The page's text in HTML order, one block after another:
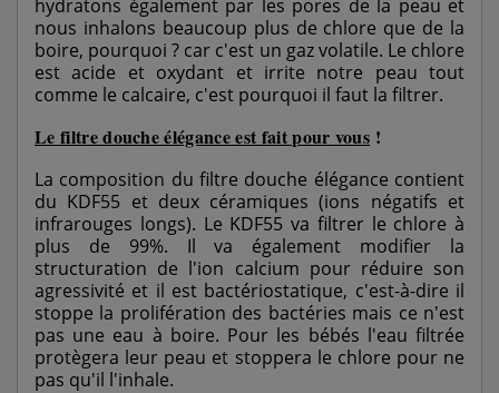
hydratons également par les pores de la peau et
nous inhalons beaucoup plus de chlore que de la
boire, pourquoi ? car c'est un gaz volatile. Le chlore
est acide et oxydant et irrite notre peau tout
comme le calcaire, c'est pourquoi il faut la filtrer.
Le filtre douche élégance est fait pour vous !
La composition du filtre douche élégance contient
du KDF55 et deux céramiques (ions négatifs et
infrarouges longs). Le KDF55 va filtrer le chlore à
plus de 99%. Il va également modifier la
structuration de l'ion calcium pour réduire son
agressivité et il est bactériostatique, c'est-à-dire il
stoppe la prolifération des bactéries mais ce n'est
pas une eau à boire. Pour les bébés l'eau filtrée
protègera leur peau et stoppera le chlore pour ne
pas qu'il l'inhale.